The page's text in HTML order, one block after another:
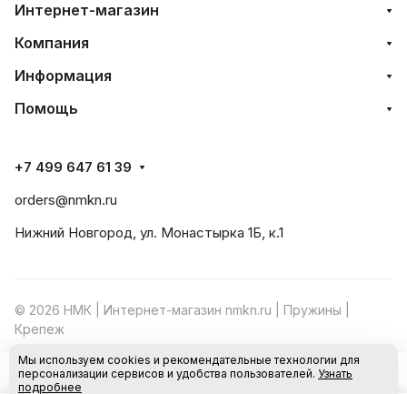
В корзину
Интернет-магазин
Компания
Информация
Помощь
+7 499 647 61 39
orders@nmkn.ru
Нижний Новгород, ул. Монастырка 1Б, к.1
© 2026 НМК | Интернет-магазин nmkn.ru | Пружины |
Крепеж
Конфиденциальность Оферта
Мы используем cookies и рекомендательные технологии для
персонализации сервисов и удобства пользователей. Узнать
подробнее